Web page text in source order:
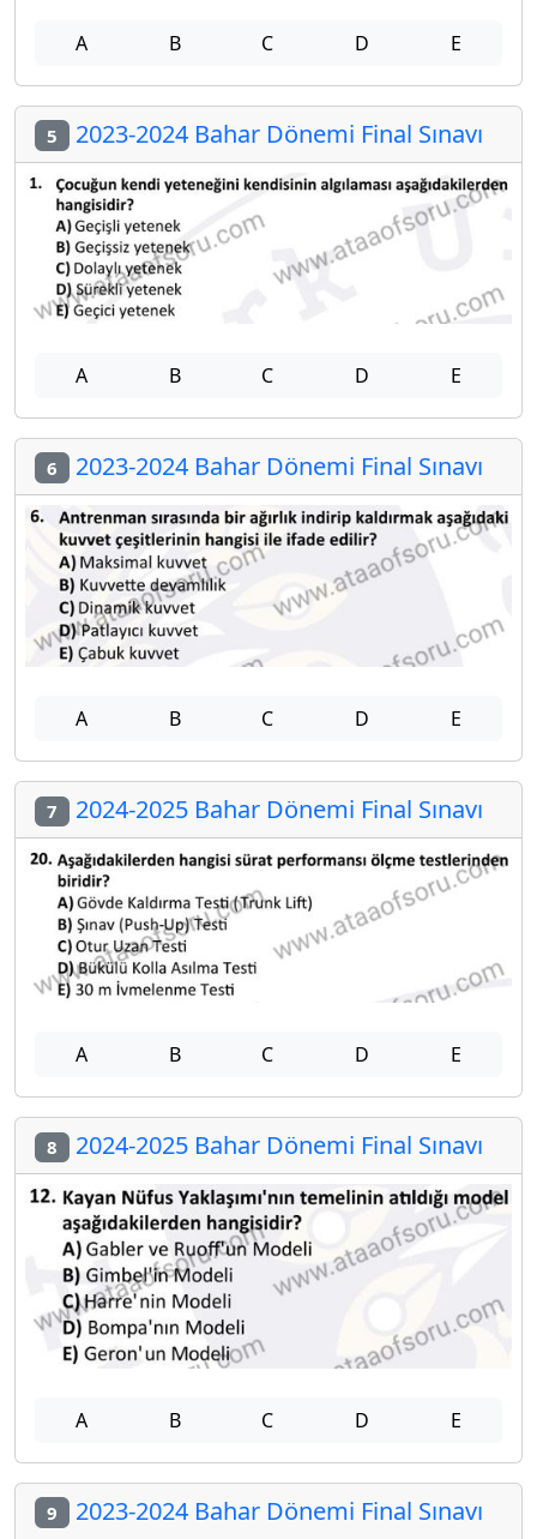
A B C D E
5 2023-2024 Bahar Dönemi Final Sınavı
A B C D E
6 2023-2024 Bahar Dönemi Final Sınavı
A B C D E
7 2024-2025 Bahar Dönemi Final Sınavı
A B C D E
8 2024-2025 Bahar Dönemi Final Sınavı
A B C D E
9 2023-2024 Bahar Dönemi Final Sınavı